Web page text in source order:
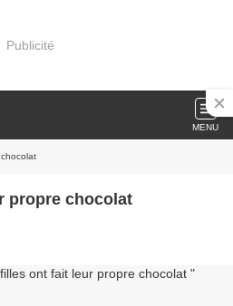
Publicité
MENU
propre chocolat